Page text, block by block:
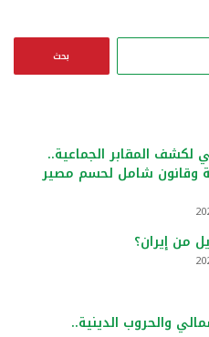
ن
المقابر الجماعية..
وقانون شامل لحسم مصير
من إيران؟
والحروب الدينية..